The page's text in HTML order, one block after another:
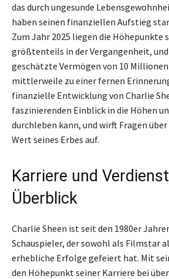
das durch ungesunde
haben seinen finanziellen Aufstieg
Zum Jahr 2025 liegen die Höhepunkte
größtenteils in der Vergangenheit,
geschätzte Vermögen von 10
mittlerweile zu einer fernen
finanzielle Entwicklung von Charlie
faszinierenden Einblick in die Höhen
durchleben kann, und wirft Fragen
Wert seines Erbes auf.
Karriere und
Überblick
Charlie Sheen ist seit den 1980er
Schauspieler, der sowohl als Filmstar
erhebliche Erfolge gefeiert hat. Mit
den Höhepunkt seiner Karriere bei